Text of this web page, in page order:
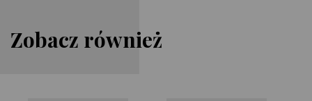
Zobacz również